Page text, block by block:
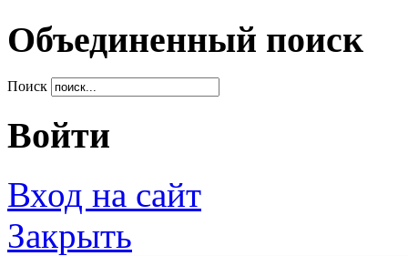
Объединенный поиск
Поиск
Войти
Вход на сайт
Закрыть